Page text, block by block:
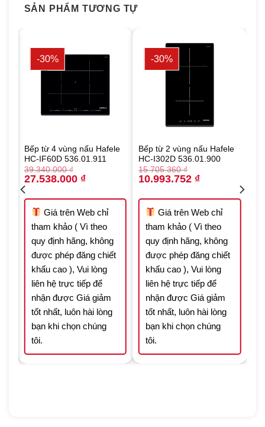
SẢN PHẨM TƯƠNG TỰ
-30%
Bếp từ 4 vùng nấu Hafele
HC-IF60D 536.01.911
39.340.000₫
Original
price
was:
39.340.000 ₫.
27.538.000 ₫Current
27.538.000 ₫.
Giá trên Web chỉ
tham khảo ( Vì theo
quy định hãng, không
được phép đăng chiết
khấu cao ), Vui lòng
liên hệ trực tiếp để
nhận được Giá giảm
tốt nhất, luôn hài lòng
bạn khi chọn chúng
tôi.
-30%
Bếp từ 2 vùng nấu Hafele
HC-I302D 536.01.900
15.705.360₫
Original
price
15.705.360 ₫.
10.993.752 ₫Current
10.993.752 ₫.
Giá trên Web chỉ
tham khảo ( Vì theo
quy định hãng, không
được phép đăng chiết
khấu cao ), Vui lòng
liên hệ trực tiếp để
nhận được Giá giảm
tốt nhất, luôn hài lòng
bạn khi chọn chúng
tôi.